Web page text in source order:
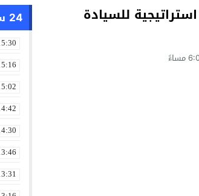
للسيادة
24 ساعة